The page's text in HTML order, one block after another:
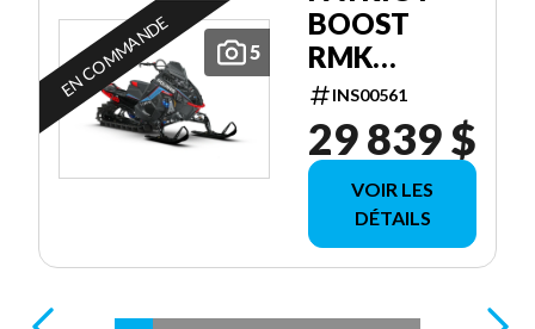
5
EN COMMANDE
BOOST
RMK
FACTORY
EDITION
155 155
INS00561
29 839 $
VOIR LES
DÉTAILS